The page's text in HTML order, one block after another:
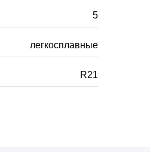
5
легкосплавные
R21